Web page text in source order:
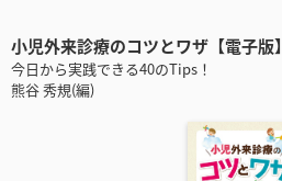
小児外来診療のコツとワザ【電子版】
今日から実践できる40のTips！
熊谷 秀規(編)